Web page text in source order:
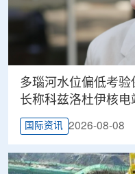
多瑙河水位偏低考
长称科兹洛杜伊核
国际资讯 2026-08-08